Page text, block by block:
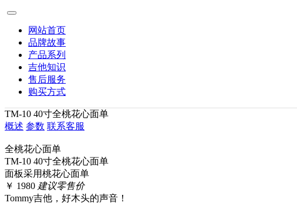
网站首页
品牌故事
产品系列
吉他知识
售后服务
购买方式
TM-10 40寸全桃花心面单
概述 参数 联系客服
全桃花心面单
TM-10 40寸全桃花心面单
面板采用桃花心面单
￥ 1980 建议零售价
Tommy吉他，好木头的声音！